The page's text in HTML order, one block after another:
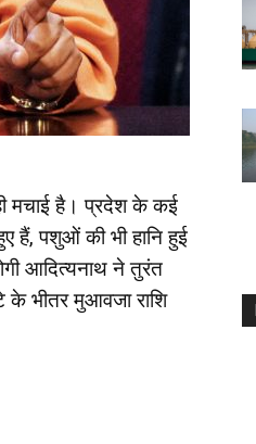
मचाई है। प्रदेश के कई
हैं, पशुओं की भी हानि हुई
आदित्यनाथ ने तुरंत
के भीतर मुआवजा राशि